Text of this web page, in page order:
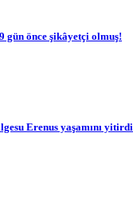
gün önce şikâyetçi olmuş!
Erenus yaşamını yitirdi